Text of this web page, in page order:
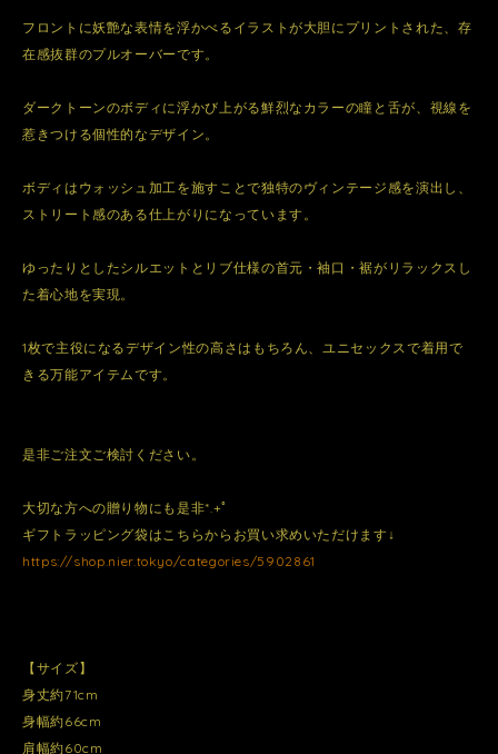
フロントに妖艶な表情を浮かべるイラストが大胆にプリントされた、存
在感抜群のプルオーバーです。
ダークトーンのボディに浮かび上がる鮮烈なカラーの瞳と舌が、視線を
惹きつける個性的なデザイン。
ボディはウォッシュ加工を施すことで独特のヴィンテージ感を演出し、
ストリート感のある仕上がりになっています。
ゆったりとしたシルエットとリブ仕様の首元・袖口・裾がリラックスし
た着心地を実現。
1枚で主役になるデザイン性の高さはもちろん、ユニセックスで着用で
きる万能アイテムです。
是非ご注文ご検討ください。
大切な方への贈り物にも是非*.+ﾟ
ギフトラッピング袋はこちらからお買い求めいただけます↓
https://shop.nier.tokyo/categories/5902861
【サイズ】
身丈約71cm
身幅約66cm
肩幅約60cm